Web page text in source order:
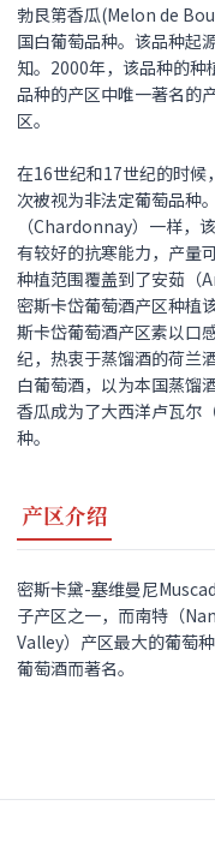
勃艮第香瓜(Melon de
国白葡萄品种。该品种起
知。2000年，该品种的
品种的产区中唯一著名的
区。
在16世纪和17世纪的时
次被视为非法定葡萄品种
（Chardonnay）一样，
有较好的抗寒能力，产量
种植范围覆盖到了安茹（
密斯卡岱葡萄酒产区种植
斯卡岱葡萄酒产区素以口
纪，热衷于蒸馏酒的荷兰
白葡萄酒，以为本国蒸馏
香瓜成为了大西洋卢瓦
种。
产区介绍
密斯卡黛-塞维曼尼
子产区之一，而南特（
Valley）产区最大的葡萄
葡萄酒而著名。